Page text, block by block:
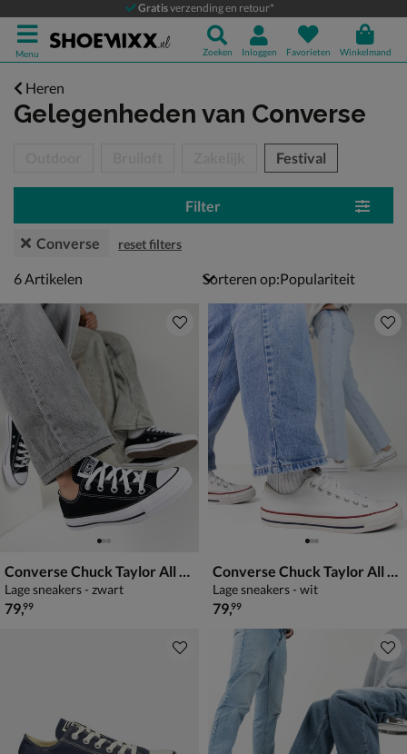
Gratisverzending en retour*
Menu Zoeken Inloggen Favorieten Winkelmand
Heren
Gelegenheden van Converse
Festival
Filter
Converse reset filters
6 artikelen
6Artikelen Sorteren op:
Converse Chuck Taylor All Star
Lage sneakers - zwart
€ 79,99
79,99
Converse Chuck Taylor All Star
Lage sneakers - wit
€ 79,99
79,99